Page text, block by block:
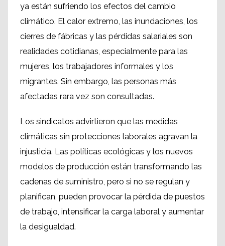
ya están sufriendo los efectos del cambio
climático. El calor extremo, las inundaciones, los
cierres de fábricas y las pérdidas salariales son
realidades cotidianas, especialmente para las
mujeres, los trabajadores informales y los
migrantes. Sin embargo, las personas más
afectadas rara vez son consultadas.
Los sindicatos advirtieron que las medidas
climáticas sin protecciones laborales agravan la
injusticia. Las políticas ecológicas y los nuevos
modelos de producción están transformando las
cadenas de suministro, pero si no se regulan y
planifican, pueden provocar la pérdida de puestos
de trabajo, intensificar la carga laboral y aumentar
la desigualdad.